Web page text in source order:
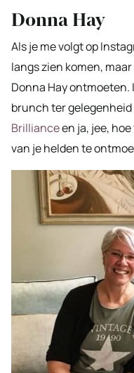
Donna Hay
Als je me volgt op
langs zien komen,
Donna Hay ontmoeten.
brunch ter
Brillianceen ja, jee,
van je helden te